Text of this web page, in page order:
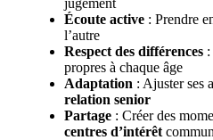
Écoute active : Prendre
l’autre
Respect des différences
propres à chaque âge
Adaptation : Ajuster ses
relation senior
Partage : Créer des
centres d’intérêt